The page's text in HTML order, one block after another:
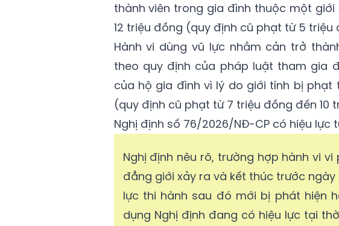
thành viên trong gia đình thuộc một
12 triệu đồng (quy định cũ phạt từ 5
Hành vi dùng vũ lực nhằm cản trở
theo quy định của pháp luật tham gia
của hộ gia đình vì lý do giới tính bị phạt
(quy định cũ phạt từ 7 triệu đồng đến 10
Nghị định số 76/2026/NĐ-CP có hiệu lực
Nghị định nêu rõ, trường hợp hành vi
đẳng giới xảy ra và kết thúc trước
lực thi hành sau đó mới bị phát hiện
dụng Nghị định đang có hiệu lực tại